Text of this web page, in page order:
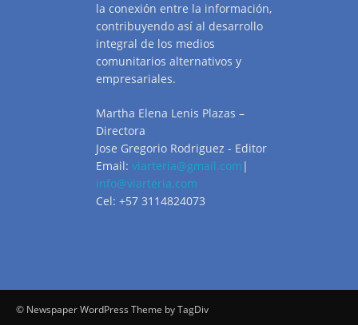
la conexión entre la información,
contribuyendo así al desarrollo
integral de los medios
comunitarios alternativos y
empresariales.
Martha Elena Lenis Plazas –
Directora
Jose Gregorio Rodriguez - Editor
Email: viarteria@gmail.com |
info@viarteria.com
Cel: +57 3114824073
© Newspaper WordPress Theme by TagDiv